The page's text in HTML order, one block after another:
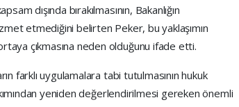
dışında bırakılmasının, Bakanlığın
etmediğini belirten Peker, bu yaklaşımın
çıkmasına neden olduğunu ifade etti.
farklı uygulamalara tabi tutulmasının hukuk
yeniden değerlendirilmesi gereken önemli